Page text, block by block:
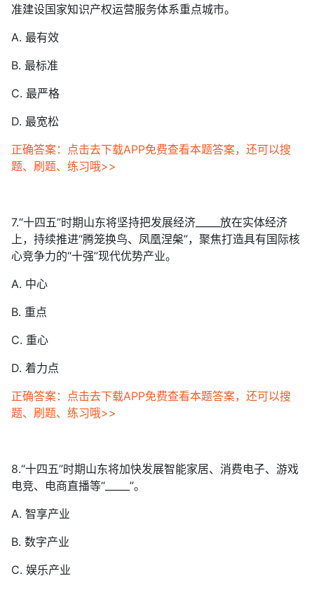
准建设国家知识产权运营服务体系重点城市。
A. 最有效
B. 最标准
C. 最严格
D. 最宽松
正确答案：点击去下载APP免费查看本题答案，还可以搜
题、刷题、练习哦>>
7.“十四五”时期山东将坚持把发展经济_____放在实体经济
上，持续推进“腾笼换鸟、凤凰涅槃”，聚焦打造具有国际核
心竞争力的“十强”现代优势产业。
A. 中心
B. 重点
C. 重心
D. 着力点
正确答案：点击去下载APP免费查看本题答案，还可以搜
题、刷题、练习哦>>
8.“十四五”时期山东将加快发展智能家居、消费电子、游戏
电竞、电商直播等“_____”。
A. 智享产业
B. 数字产业
C. 娱乐产业